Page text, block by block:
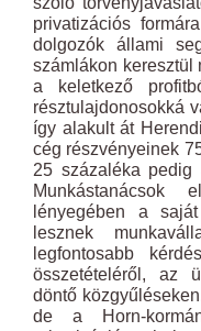
privatizációs
dolgozók állami
számlákon keresztül
a keletkező
résztulajdonosokká
így alakult át
cég részvényei­nek
25 százaléka
lényegében a
lesznek
legfontosabb
összetételéről, az
döntő
de a Horn-